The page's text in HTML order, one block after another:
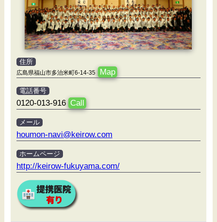
住所
広島県福山市多治米町6-14-35 Map
電話番号
0120-013-916 Call
メール
houmon-navi@keirow.com
ホームページ
http://keirow-fukuyama.com/